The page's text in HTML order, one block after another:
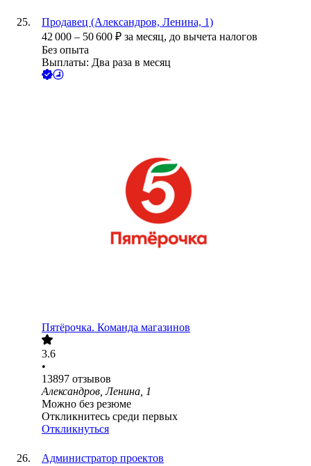
Продавец (Александров, Ленина, 1)
42 000 – 50 600 ₽ за месяц, до вычета налогов
Без опыта
Выплаты: Два раза в месяц
Пятёрочка. Команда магазинов
3.6
•
13897 отзывов
Александров, Ленина, 1
Можно без резюме
Откликнитесь среди первых
Откликнуться
Администратор проектов